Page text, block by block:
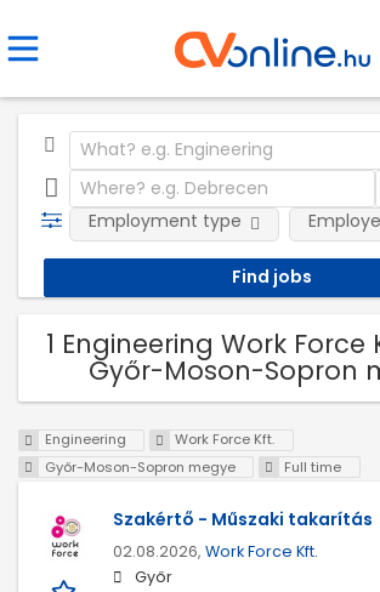
Employment type
1 Engineering Work Force
Győr-Moson-Sopron
Engineering
Work Force Kft.
Győr-Moson-Sopron megye
Full time
Szakértő - Műszaki takarítás
02.08.2026, Work Force Kft.
Győr